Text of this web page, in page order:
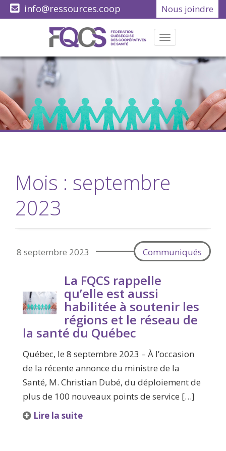
Nous joindre
info@ressources.coop
(418) 622-1001
Menu
Mois : septembre
2023
Communiqués
8 septembre 2023
La FQCS rappelle
qu’elle est aussi
habilitée à soutenir les
régions et le réseau de
la santé du Québec
Québec, le 8 septembre 2023 – À l’occasion
de la récente annonce du ministre de la
Santé, M. Christian Dubé, du déploiement de
plus de 100 nouveaux points de service […]
Lire la suite